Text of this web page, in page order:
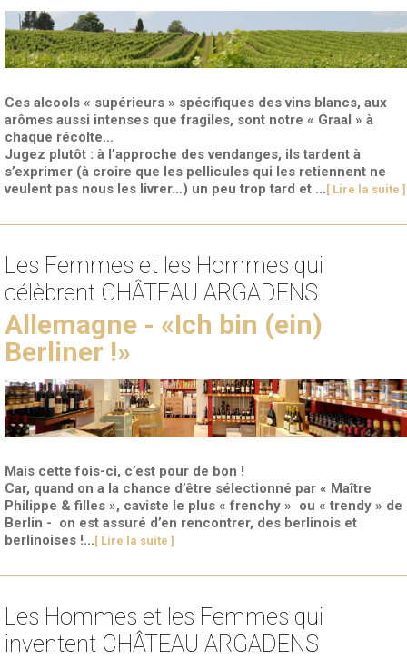
Ces alcools « supérieurs » spécifiques des vins blancs, aux
arômes aussi intenses que fragiles, sont notre « Graal » à
chaque récolte…
Jugez plutôt : à l’approche des vendanges, ils tardent à
s’exprimer (à croire que les pellicules qui les retiennent ne
veulent pas nous les livrer…) un peu trop tard et ... [ Lire la suite ]
Les Femmes et les Hommes qui
célèbrent CHÂTEAU ARGADENS
Allemagne - «Ich bin (ein)
Berliner !»
Mais cette fois-ci, c’est pour de bon !
Car, quand on a la chance d’être sélectionné par « Maître
Philippe & filles », caviste le plus « frenchy » ou « trendy » de
Berlin - on est assuré d’en rencontrer, des berlinois et
berlinoises !... [ Lire la suite ]
Les Hommes et les Femmes qui
inventent CHÂTEAU ARGADENS